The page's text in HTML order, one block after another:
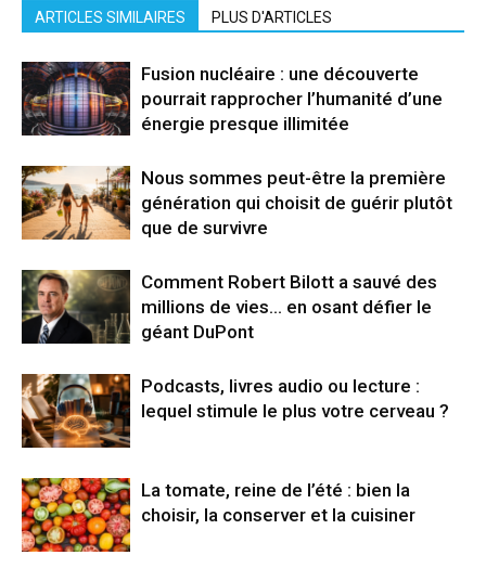
ARTICLES SIMILAIRES PLUS D'ARTICLES
Fusion nucléaire : une découverte
pourrait rapprocher l’humanité d’une
énergie presque illimitée
Nous sommes peut-être la première
génération qui choisit de guérir plutôt
que de survivre
Comment Robert Bilott a sauvé des
millions de vies… en osant défier le
géant DuPont
Podcasts, livres audio ou lecture :
lequel stimule le plus votre cerveau ?
La tomate, reine de l’été : bien la
choisir, la conserver et la cuisiner